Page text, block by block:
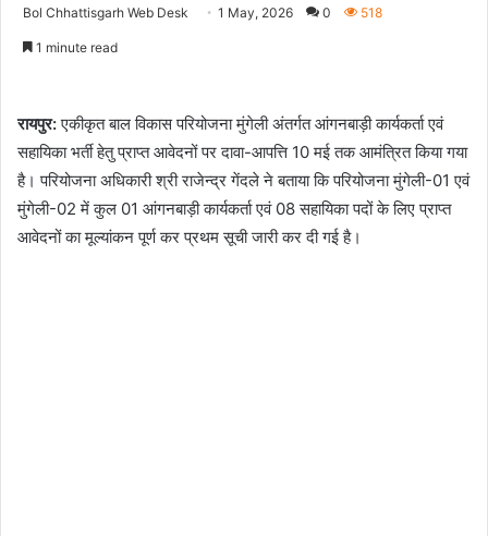
Bol Chhattisgarh Web Desk 1 May, 2026 0 518
1 minute read
रायपुर:एकीकृत बाल विकास परियोजना मुंगेली अंतर्गत आंगनबाड़ी कार्यकर्ता एवं
सहायिका भर्ती हेतु प्राप्त आवेदनों पर दावा-आपत्ति 10 मई तक आमंत्रित किया गया
है। परियोजना अधिकारी श्री राजेन्द्र गेंदले ने बताया कि परियोजना मुंगेली-01 एवं
मुंगेली-02 में कुल 01 आंगनबाड़ी कार्यकर्ता एवं 08 सहायिका पदों के लिए प्राप्त
आवेदनों का मूल्यांकन पूर्ण कर प्रथम सूची जारी कर दी गई है।